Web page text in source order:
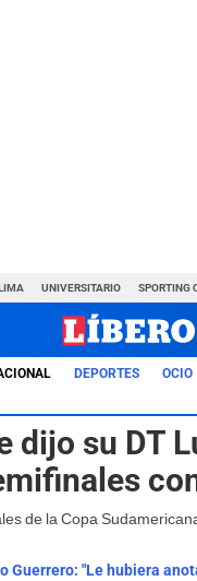
UNIVERSITARIO SPORTING
DEPORTES OCIO
dijo su DT
de la Copa
Guerrero: "Le hubiera